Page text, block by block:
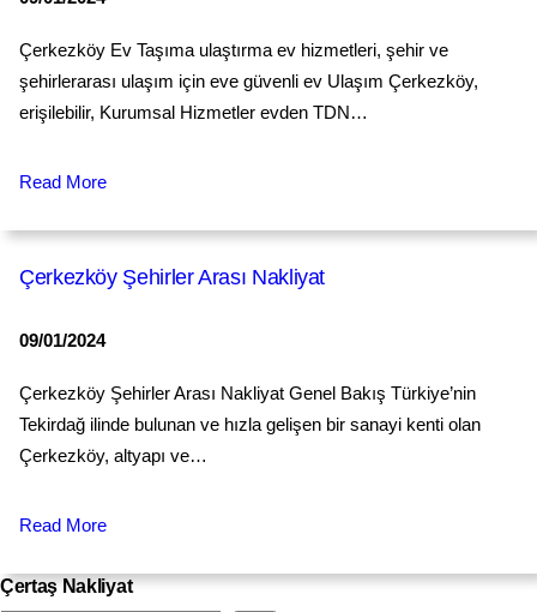
Çerkezköy Ev Taşıma ulaştırma ev hizmetleri, şehir ve
şehirlerarası ulaşım için eve güvenli ev Ulaşım Çerkezköy,
erişilebilir, Kurumsal Hizmetler evden TDN…
Read More
Çerkezköy Şehirler Arası Nakliyat
09/01/2024
Çerkezköy Şehirler Arası Nakliyat Genel Bakış Türkiye’nin
Tekirdağ ilinde bulunan ve hızla gelişen bir sanayi kenti olan
Çerkezköy, altyapı ve…
Read More
Çertaş Nakliyat